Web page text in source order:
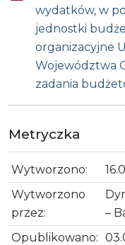
wydatków, w
jednostki
organizacyjne
Województwa
zadania
Metryczka
Wytworzono:
Wytworzono
przez:
–
Opublikowano: